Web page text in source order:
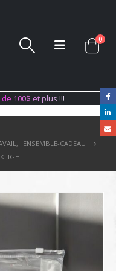
0
de 100$ etplus !!!
,
ENSEMBLE-CADEAU